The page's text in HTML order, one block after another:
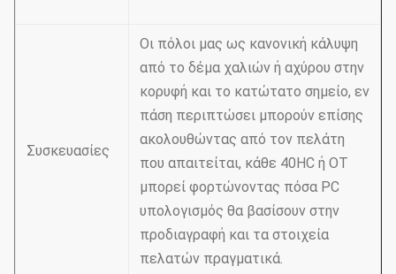
Συσκευασίες
Οι πόλοι μας ως κανονική κάλυψη
από το δέμα χαλιών ή αχύρου στην
κορυφή και το κατώτατο σημείο, εν
πάση περιπτώσει μπορούν επίσης
ακολουθώντας από τον πελάτη
που απαιτείται, κάθε 40HC ή OT
μπορεί φορτώνοντας πόσα PC
υπολογισμός θα βασίσουν στην
προδιαγραφή και τα στοιχεία
πελατών πραγματικά.